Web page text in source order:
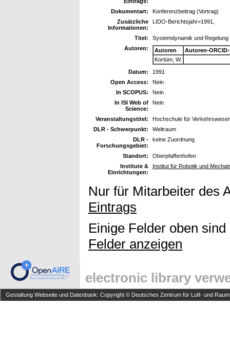
Dokumentart:
Konferenzbeitrag (Vortrag)
Zusätzliche
Informationen:
LIDO-Berichtsjahr=1991,
Titel:
Systemdynamik und
Autoren:
Autoren
Autoren-
Kortüm, W.
Datum:
1991
Open Access:
Nein
In SCOPUS:
Nein
In ISI Web of
Science:
Nein
Veranstaltungstitel:
Hochschule für
DLR - Schwerpunkt:
Weltraum
DLR -
Forschungsgebiet:
keine Zuordnung
Standort:
Oberpfaffenhofen
Institute &
Einrichtungen:
Institut für Robotik und
Nur für Mitarbeiter des
Eintrags
Einige Felder oben
Felder anzeigen
electronic library
Gestaltung Webseite und Datenbank: Copyright © Deutsches Zentrum für Luft- und